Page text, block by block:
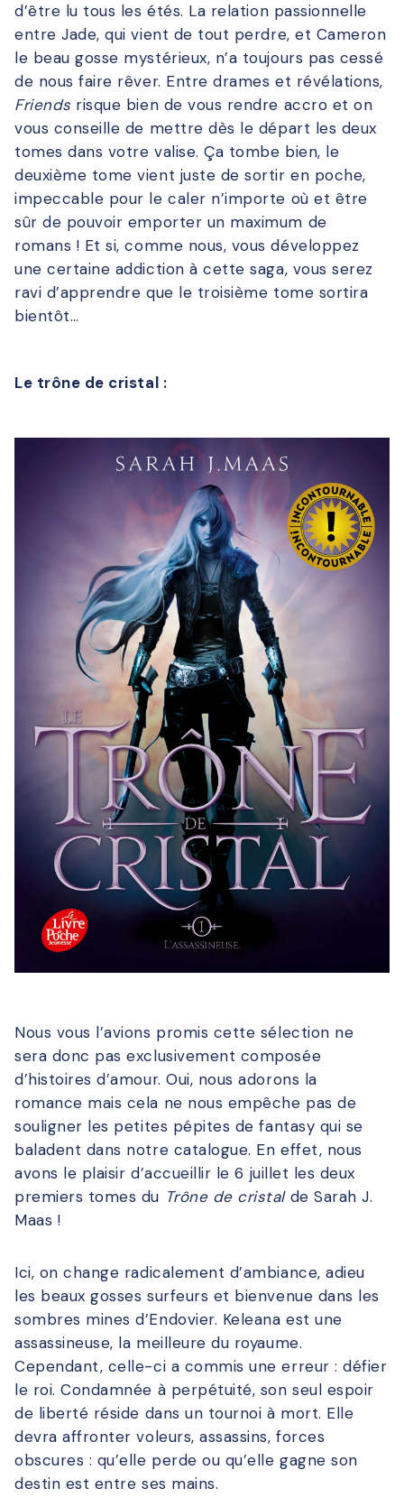
d’être lu tous les étés. La relation passionnelle
entre Jade, qui vient de tout perdre, et Cameron
le beau gosse mystérieux, n’a toujours pas cessé
de nous faire rêver. Entre drames et révélations,
Friends risque bien de vous rendre accro et on
vous conseille de mettre dès le départ les deux
tomes dans votre valise. Ça tombe bien, le
deuxième tome vient juste de sortir en poche,
impeccable pour le caler n’importe où et être
sûr de pouvoir emporter un maximum de
romans ! Et si, comme nous, vous développez
une certaine addiction à cette saga, vous serez
ravi d’apprendre que le troisième tome sortira
bientôt…
Le trône de cristal :
Nous vous l’avions promis cette sélection ne
sera donc pas exclusivement composée
d’histoires d’amour. Oui, nous adorons la
romance mais cela ne nous empêche pas de
souligner les petites pépites de fantasy qui se
baladent dans notre catalogue. En effet, nous
avons le plaisir d’accueillir le 6 juillet les deux
premiers tomes du Trône de cristalde Sarah J.
Maas !
Ici, on change radicalement d’ambiance, adieu
les beaux gosses surfeurs et bienvenue dans les
sombres mines d’Endovier. Keleana est une
assassineuse, la meilleure du royaume.
Cependant, celle-ci a commis une erreur : défier
le roi. Condamnée à perpétuité, son seul espoir
de liberté réside dans un tournoi à mort. Elle
devra affronter voleurs, assassins, forces
obscures : qu’elle perde ou qu’elle gagne son
destin est entre ses mains.